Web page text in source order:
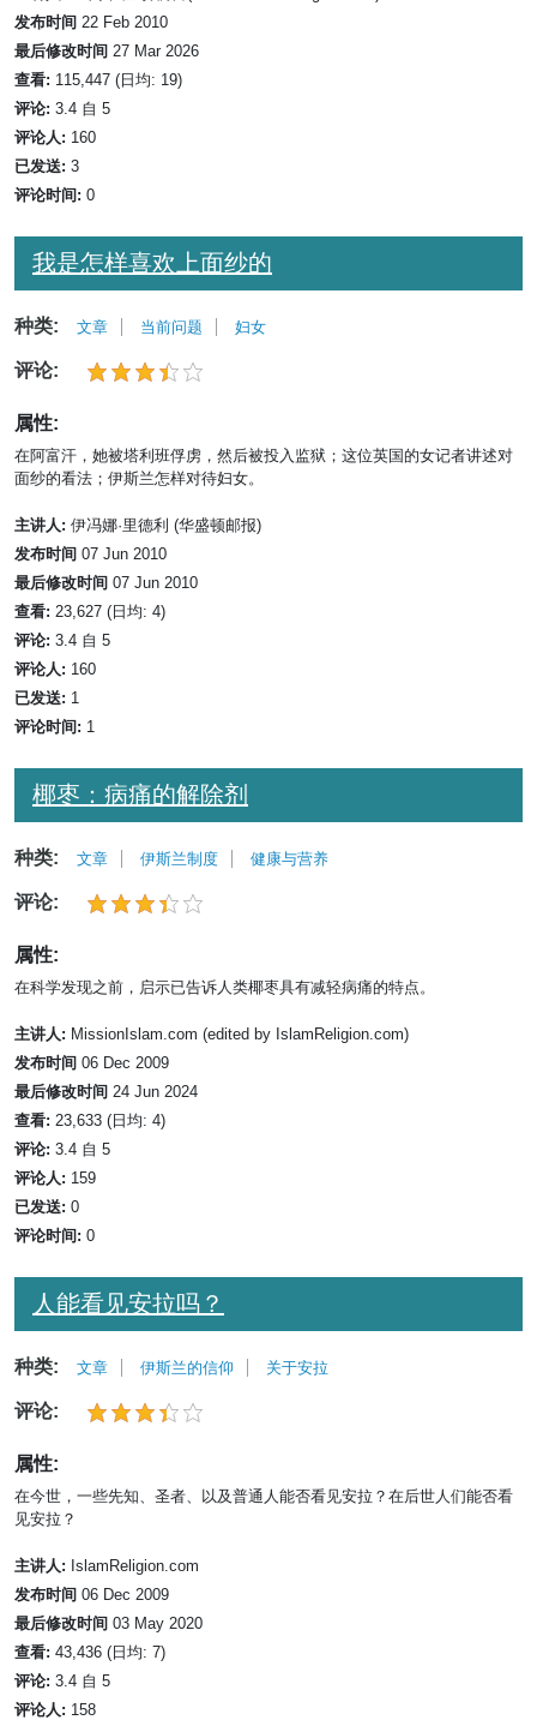
发布时间 22 Feb 2010
最后修改时间 27 Mar 2026
查看: 115,447 (日均: 19)
评论: 3.4 自 5
评论人: 160
已发送: 3
评论时间: 0
我是怎样喜欢上面纱的
种类: 文章 当前问题 妇女
评论:
属性:
在阿富汗，她被塔利班俘虏，然后被投入监狱；这位英国的女记者讲述对
面纱的看法；伊斯兰怎样对待妇女。
主讲人: 伊冯娜·里德利 (华盛顿邮报)
发布时间 07 Jun 2010
最后修改时间 07 Jun 2010
查看: 23,627 (日均: 4)
评论: 3.4 自 5
评论人: 160
已发送: 1
评论时间: 1
椰枣：病痛的解除剂
种类: 文章 伊斯兰制度 健康与营养
评论:
属性:
在科学发现之前，启示已告诉人类椰枣具有减轻病痛的特点。
主讲人: MissionIslam.com (edited by IslamReligion.com)
发布时间 06 Dec 2009
最后修改时间 24 Jun 2024
查看: 23,633 (日均: 4)
评论: 3.4 自 5
评论人: 159
已发送: 0
评论时间: 0
人能看见安拉吗？
种类: 文章 伊斯兰的信仰 关于安拉
评论:
属性:
在今世，一些先知、圣者、以及普通人能否看见安拉？在后世人们能否看
见安拉？
主讲人: IslamReligion.com
发布时间 06 Dec 2009
最后修改时间 03 May 2020
查看: 43,436 (日均: 7)
评论: 3.4 自 5
评论人: 158